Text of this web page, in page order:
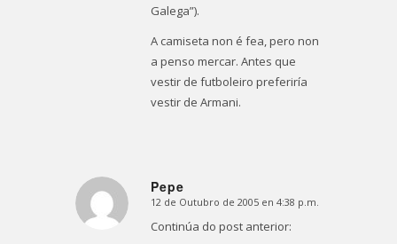
Galega”).
A camiseta non é fea, pero non
a penso mercar. Antes que
vestir de futboleiro preferiría
vestir de Armani.
Pepe
Dice:
12 de Outubro de 2005 en 4:38 p.m.
Continúa do post anterior: